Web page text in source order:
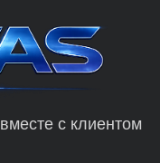
с клиентом